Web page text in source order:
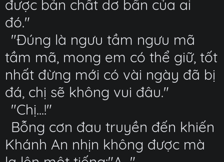
được bản chất dơ bẩn của ai
đó."
"Đúng là ngưu tầm ngưu mã
tầm mã, mong em có thể giữ, tốt
nhất đừng mới có vài ngày đã bị
đá, chị sẽ không vui đâu."
"Chị...!"
Bỗng cơn đau truyền đến khiến
Khánh An nhịn không được mà